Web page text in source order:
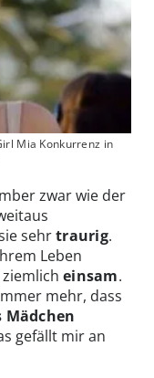
Mia Konkurrenz in
zwar wie der
sehrtraurig.
Leben
einsam.
mehr, dass
Mädchen
gefällt mir an